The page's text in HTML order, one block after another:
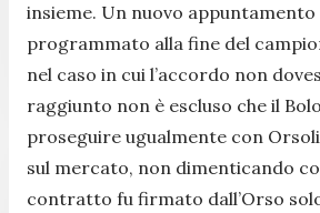
insieme. Un nuovo
programmato alla fine del
nel caso in cui l’accordo non
raggiunto non è escluso che il
proseguire ugualmente con
sul mercato, non dimenticando
contratto fu firmato dall’Orso